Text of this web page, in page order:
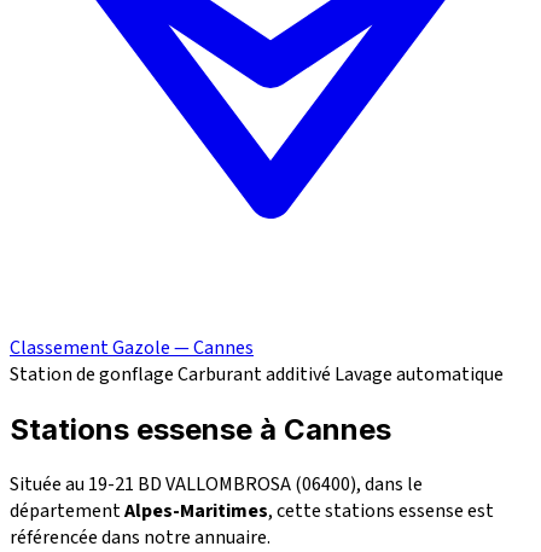
Classement Gazole — Cannes
Station de gonflageCarburant additivé Lavage automatique
Stations essense à Cannes
Située au 19-21 BD VALLOMBROSA (06400), dans le
départementAlpes-Maritimes, cette stations essense est
référencée dans notre annuaire.